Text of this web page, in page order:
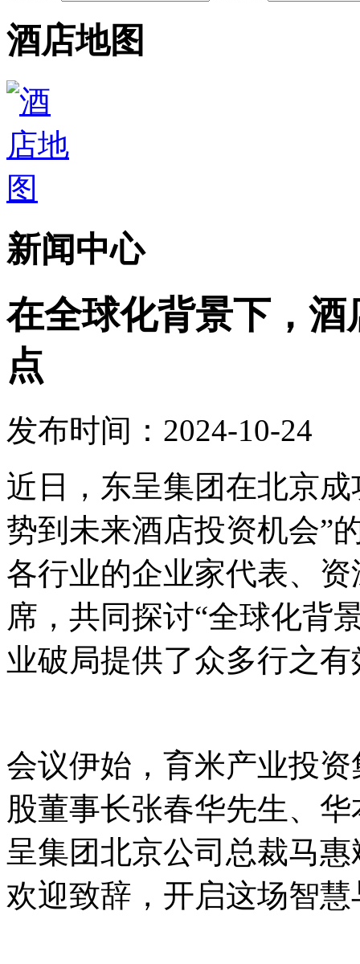
酒店地图
新闻中心
在全球化背景下，
点
发布时间：2024-10-24
近日，东呈集团在北京
势到未来酒店投资机会”
各行业的企业家代表、
席，共同探讨“全球化背
业破局提供了众多行之
会议伊始，育米产业投
股董事长张春华先生、
呈集团北京公司总裁马
欢迎致辞，开启这场智